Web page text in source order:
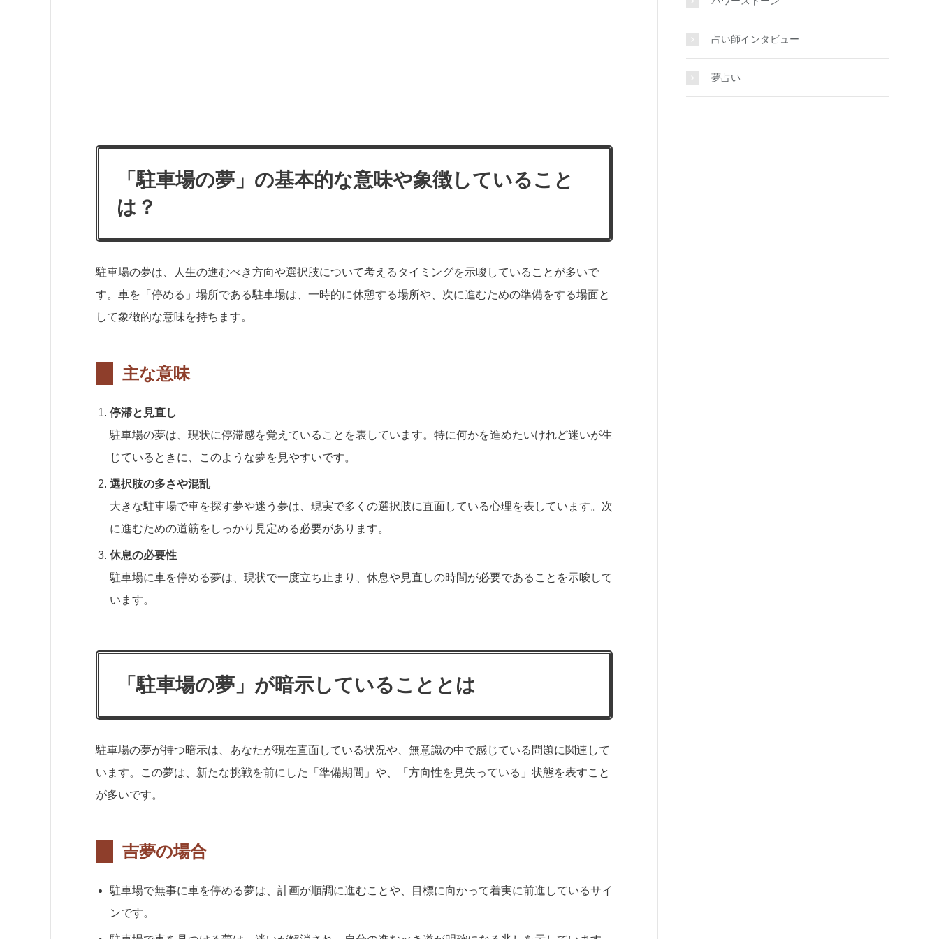
「駐車場の夢」の基本的な意味や象徴していること
は？
駐車場の夢は、人生の進むべき方向や選択肢について考えるタイミングを示唆していることが多いで
す。車を「停める」場所である駐車場は、一時的に休憩する場所や、次に進むための準備をする場面と
して象徴的な意味を持ちます。
主な意味
停滞と見直し
駐車場の夢は、現状に停滞感を覚えていることを表しています。特に何かを進めたいけれど迷いが生
じているときに、このような夢を見やすいです。
選択肢の多さや混乱
大きな駐車場で車を探す夢や迷う夢は、現実で多くの選択肢に直面している心理を表しています。次
に進むための道筋をしっかり見定める必要があります。
休息の必要性
駐車場に車を停める夢は、現状で一度立ち止まり、休息や見直しの時間が必要であることを示唆して
います。
「駐車場の夢」が暗示していることとは
駐車場の夢が持つ暗示は、あなたが現在直面している状況や、無意識の中で感じている問題に関連して
います。この夢は、新たな挑戦を前にした「準備期間」や、「方向性を見失っている」状態を表すこと
が多いです。
吉夢の場合
駐車場で無事に車を停める夢は、計画が順調に進むことや、目標に向かって着実に前進しているサイ
ンです。
占い師インタビュー
夢占い